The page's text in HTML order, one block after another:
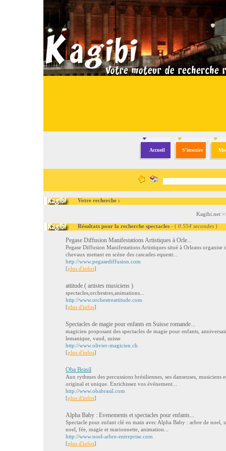
Accueil S'inscrire
Votre recherche :
Kagibi.net
Résultats pour la recherche spectacles - ( 0.554 secondes )
Pegase Diffusion Manifestations Artistiques à Orle...
Pegase Diffusion Manifestations Artistiques situé à Orleans organise
chevaux mettant en scène des cascades equestr...
http://www.pegasediffusion.com
[plus d'infos]
attitude ( artistes musiciens )
spectacles,orchestres,animations...
http://www.orchestreattitude.com
[plus d'infos]
Spectacles de magie pour enfants en Suisse romande...
magicien proposant des spectacles de magie pour enfants,
lemanique, vaud, suisse
http://www.olivier-magicien.ch
[plus d'infos]
Oba Brasil
Aux rythmes des percussions brésiliennes, ses danseuses, musiciens
original et unique. Enrichissez vos événement...
http://www.obabrasil.com
[plus d'infos]
Alpha Baby : Evenements et spectacles pour enfants...
Spectacle pour enfant clé en main avec Alpha Baby : arbre de noel,
noel, fée, magie et marionnette, animation...
http://www.noel-arbre-entreprise.com
[plus d'infos]